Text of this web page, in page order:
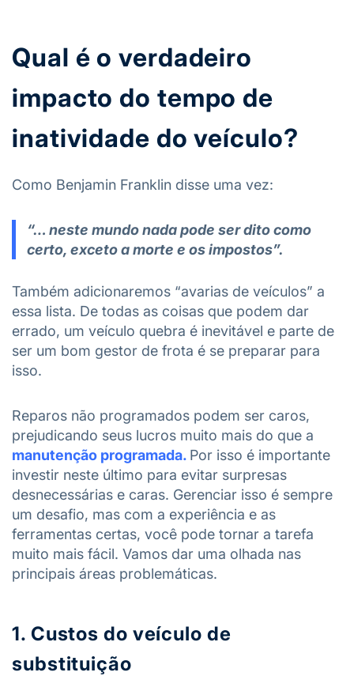
Qual é o verdadeiro
impacto do tempo de
inatividade do veículo?
Como Benjamin Franklin disse uma vez:
“… neste mundo nada pode ser dito como
certo, exceto a morte e os impostos”.
Também adicionaremos “avarias de veículos” a
essa lista. De todas as coisas que podem dar
errado, um veículo quebra é inevitável e parte de
ser um bom gestor de frota é se preparar para
isso.
Reparos não programados podem ser caros,
prejudicando seus lucros muito mais do que a
manutenção programada. Por isso é importante
investir neste último para evitar surpresas
desnecessárias e caras. Gerenciar isso é sempre
um desafio, mas com a experiência e as
ferramentas certas, você pode tornar a tarefa
muito mais fácil. Vamos dar uma olhada nas
principais áreas problemáticas.
1. Custos do veículo de
substituição